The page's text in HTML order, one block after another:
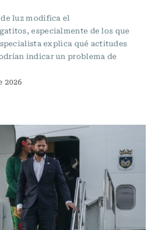
luz modifica el
especialmente de los que
explica qué actitudes
indicar un problema de
2026